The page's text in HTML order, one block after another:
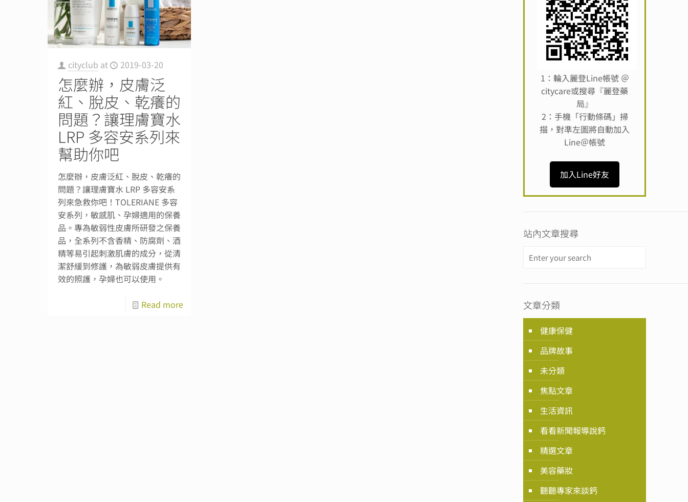
cityclub at 2019-03-20
怎麼辦，皮膚泛
紅、脫皮、乾癢的
問題？讓理膚寶水
LRP 多容安系列來
幫助你吧
怎麼辦，皮膚泛紅、脫皮、乾癢的
問題？讓理膚寶水 LRP 多容安系
列來急救你吧！TOLERIANE 多容
安系列，敏感肌、孕婦適用的保養
品。專為敏弱性皮膚所研發之保養
品，全系列不含香精、防腐劑、酒
精等易引起刺激肌膚的成分，從清
潔舒緩到修護，為敏弱皮膚提供有
效的照護，孕婦也可以使用。
Read more
1：輪入麗登Line帳號 ＠
citycare或搜尋『麗登藥
局』
2：手機「行動條碼」掃
描，對準左圖將自動加入
Line＠帳號
加入Line好友
站內文章搜尋
文章分類
健康保健
品牌故事
未分類
焦點文章
生活資訊
看看新聞報導說鈣
精選文章
美容藥妝
聽聽專家來談鈣